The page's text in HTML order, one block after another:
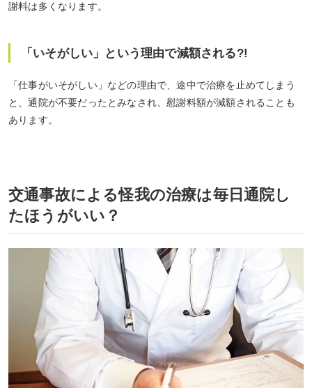
謝料は多くなります。
「いそがしい」という理由で減額される?!
「仕事がいそがしい」などの理由で、途中で治療を止めてしまう
と、通院が不要だったとみなされ、慰謝料額が減額されることも
あります。
交通事故による怪我の治療は毎日通院し
たほうがいい？